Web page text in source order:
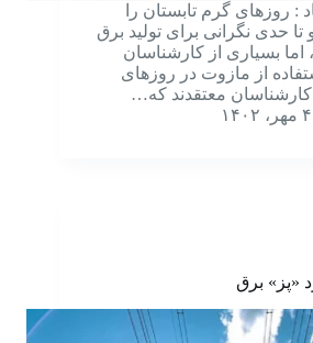
: روزهای گرم تابستان را
حدی نگرانی برای تولید برق
اما بسیاری از کارشناسان
از مازوت در روزهای
معتقدند که…
۴ مهر، ۱۴۰۲
«پز» برق